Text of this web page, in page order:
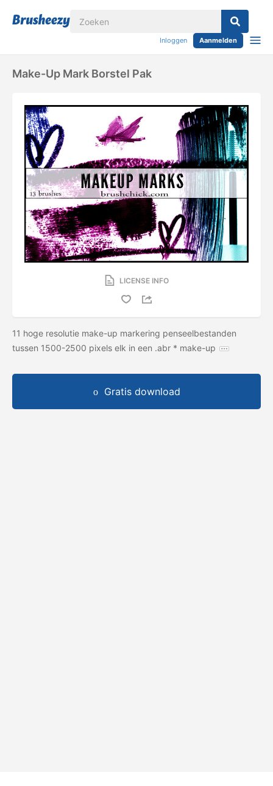
Inloggen Aanmelden
Make-Up Mark Borstel Pak
LICENSE INFO
11 hoge resolutie make-up markering penseelbestanden
tussen 1500-2500 pixels elk in een .abr * make-up
Gratis download